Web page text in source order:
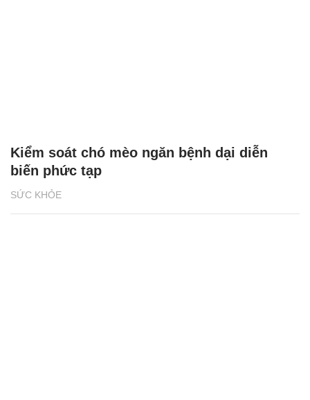
SỨC KHỎE
Kiểm soát chó mèo ngăn bệnh dại diễn
biến phức tạp